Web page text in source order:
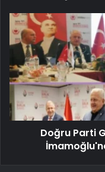
Doğru Parti